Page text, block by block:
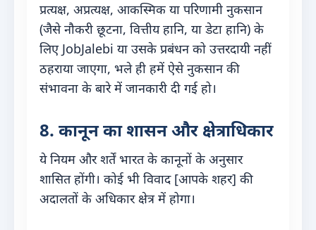
प्रत्यक्ष, अप्रत्यक्ष, आकस्मिक या परिणामी नुकसान
(जैसे नौकरी छूटना, वित्तीय हानि, या डेटा हानि) के
लिए JobJalebi या उसके प्रबंधन को उत्तरदायी नहीं
ठहराया जाएगा, भले ही हमें ऐसे नुकसान की
संभावना के बारे में जानकारी दी गई हो।
8. कानून का शासन और क्षेत्राधिकार
ये नियम और शर्तें भारत के कानूनों के अनुसार
शासित होंगी। कोई भी विवाद [आपके शहर] की
अदालतों के अधिकार क्षेत्र में होगा।